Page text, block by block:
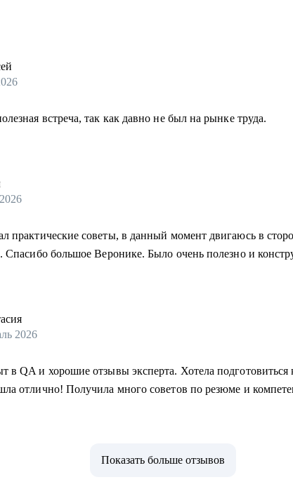
встреча, так как давно не был на рынке труда.
практические советы, в данный момент двигаюсь в
Спасибо большое Веронике. Было очень полезно и
2026
в QA и хорошие отзывы эксперта. Хотела подготовиться
отлично! Получила много советов по резюме и
Показать больше отзывов